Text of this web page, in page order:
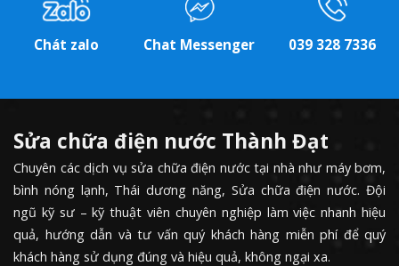
Chát zalo Chat Messenger 039 328 7336
Sửa chữa điện nước Thành Đạt
Chuyên các dịch vụ sửa chữa điện nước tại nhà như máy bơm,
bình nóng lạnh, Thái dương năng, Sửa chữa điện nước. Đội
ngũ kỹ sư – kỹ thuật viên chuyên nghiệp làm việc nhanh hiệu
quả, hướng dẫn và tư vấn quý khách hàng miễn phí để quý
khách hàng sử dụng đúng và hiệu quả, không ngại xa.